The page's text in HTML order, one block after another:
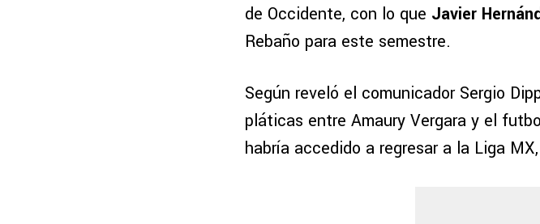
de Occidente, con lo que Javier
Rebaño para este semestre.
Según reveló el comunicador Sergio
pláticas entre Amaury Vergara y el
habría accedido a regresar a la Liga